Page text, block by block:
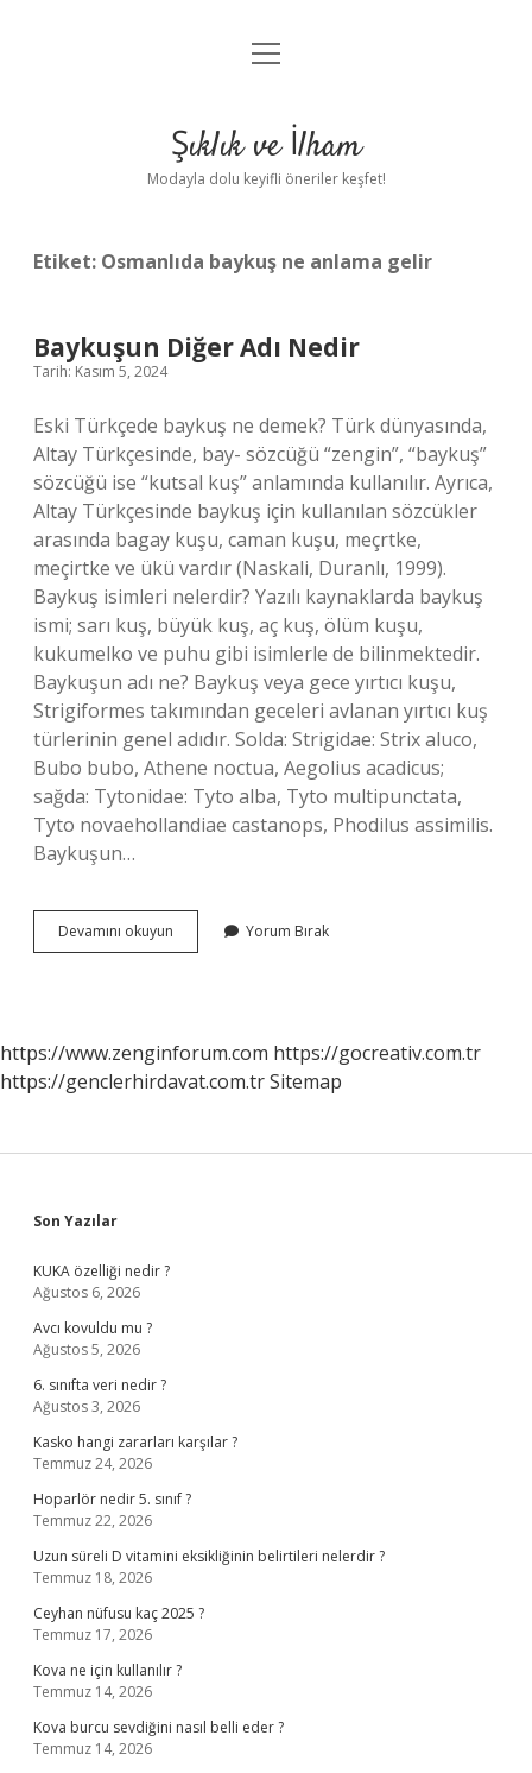
Anasayfa
Yasal Uyarı
menüyü
Şıklık ve İlham
Modayla dolu keyifli öneriler keşfet!
Etiket: Osmanlıda baykuş ne anlama gelir
Baykuşun Diğer Adı Nedir
Tarih: Kasım 5, 2024
Eski Türkçede baykuş ne demek? Türk dünyasında,
Altay Türkçesinde, bay- sözcüğü “zengin”, “baykuş”
sözcüğü ise “kutsal kuş” anlamında kullanılır. Ayrıca,
Altay Türkçesinde baykuş için kullanılan sözcükler
arasında bagay kuşu, caman kuşu, meçrtke,
meçirtke ve ükü vardır (Naskali, Duranlı, 1999).
Baykuş isimleri nelerdir? Yazılı kaynaklarda baykuş
ismi; sarı kuş, büyük kuş, aç kuş, ölüm kuşu,
kukumelko ve puhu gibi isimlerle de bilinmektedir.
Baykuşun adı ne? Baykuş veya gece yırtıcı kuşu,
Strigiformes takımından geceleri avlanan yırtıcı kuş
türlerinin genel adıdır. Solda: Strigidae: Strix aluco,
Bubo bubo, Athene noctua, Aegolius acadicus;
sağda: Tytonidae: Tyto alba, Tyto multipunctata,
Tyto novaehollandiae castanops, Phodilus assimilis.
Baykuşun…
Devamını okuyun Baykuşun
Diğer
Yorum Bırak
https://www.zenginforum.com https://gocreativ.com.tr
https://genclerhirdavat.com.trSitemap
Sidebar
Son Yazılar
KUKA özelliği nedir ?
Ağustos 6, 2026
Avcı kovuldu mu ?
Ağustos 5, 2026
6. sınıfta veri nedir ?
Ağustos 3, 2026
Kasko hangi zararları karşılar ?
Temmuz 24, 2026
Hoparlör nedir 5. sınıf ?
Temmuz 22, 2026
Uzun süreli D vitamini eksikliğinin belirtileri nelerdir ?
Temmuz 18, 2026
Ceyhan nüfusu kaç 2025 ?
Temmuz 17, 2026
Kova ne için kullanılır ?
Temmuz 14, 2026
Kova burcu sevdiğini nasıl belli eder ?
Temmuz 14, 2026